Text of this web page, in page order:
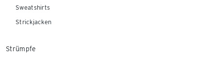
Sweatshirts
Strickjacken
Strümpfe